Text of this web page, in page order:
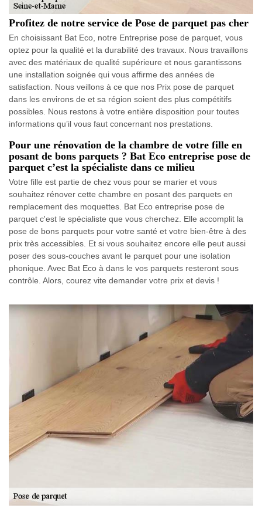
Profitez de notre service de Pose de parquet pas cher
En choisissant Bat Eco, notre Entreprise pose de parquet, vous
optez pour la qualité et la durabilité des travaux. Nous travaillons
avec des matériaux de qualité supérieure et nous garantissons
une installation soignée qui vous affirme des années de
satisfaction. Nous veillons à ce que nos Prix pose de parquet
dans les environs de et sa région soient des plus compétitifs
possibles. Nous restons à votre entière disposition pour toutes
informations qu’il vous faut concernant nos prestations.
Pour une rénovation de la chambre de votre fille en
posant de bons parquets ? Bat Eco entreprise pose de
parquet c’est la spécialiste dans ce milieu
Votre fille est partie de chez vous pour se marier et vous
souhaitez rénover cette chambre en posant des parquets en
remplacement des moquettes. Bat Eco entreprise pose de
parquet c'est le spécialiste que vous cherchez. Elle accomplit la
pose de bons parquets pour votre santé et votre bien-être à des
prix très accessibles. Et si vous souhaitez encore elle peut aussi
poser des sous-couches avant le parquet pour une isolation
phonique. Avec Bat Eco à dans le vos parquets resteront sous
contrôle. Alors, courez vite demander votre prix et devis !